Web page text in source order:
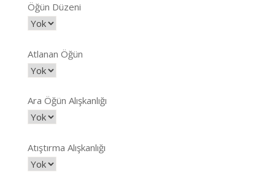
Öğün Düzeni
Atlanan Öğün
Ara Öğün Alışkanlığı
Atıştırma Alışkanlığı